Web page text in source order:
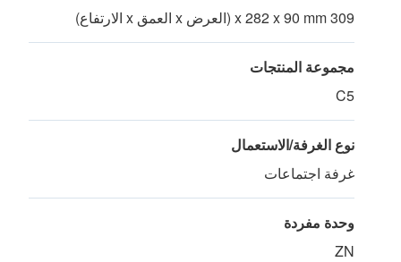
309 x 282 x 90 mm (العرض x العمق x الارتفاع)
مجموعة المنتجات
C5
نوع الغرفة/الاستعمال
غرفة اجتماعات
وحدة مفردة
ZN